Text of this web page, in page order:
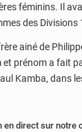
féminins. Il
des Divisions
ainé de
et prénom a fait
Kamba, dans
en direct sur notre